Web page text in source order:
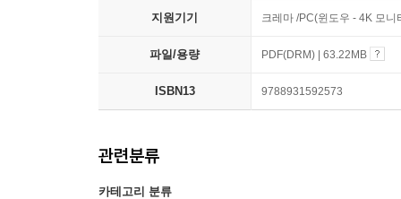
지원기기 크레마 /PC(윈도우 - 4K 모
파일/용량 PDF(DRM) | 63.22MB
ISBN13 9788931592573
관련분류
카테고리 분류